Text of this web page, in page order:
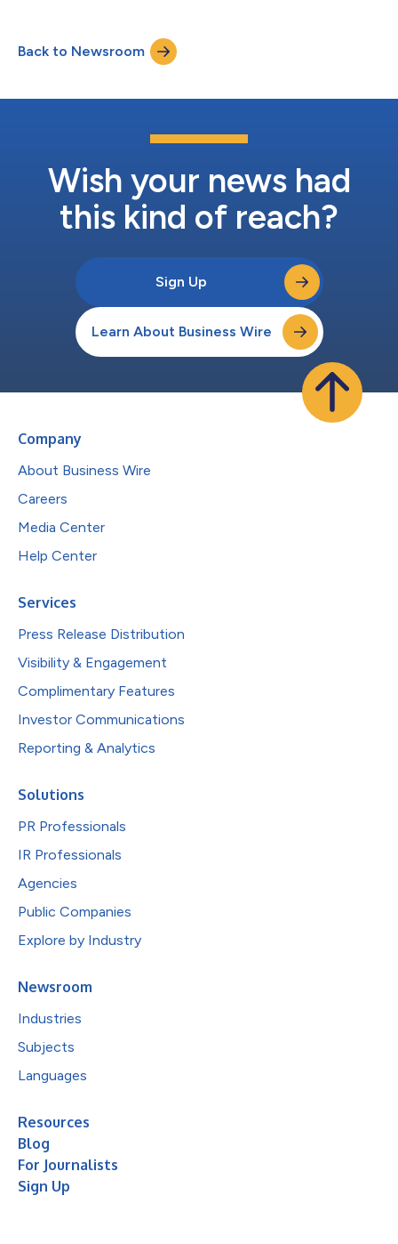
洋航空在其所有数字渠道成功部署CellPoint Digital的尖端支付协
调平台Velocity之后，这家航空公司如今又部署了新的替代支付方
式，为客户的支付体验提供更为灵活的选项。得益于不与任何支付
现在可以使用以下多种热门的支付方式：GCash、GrabPay和
包括让客户能够对旅行代金券和现金进行拆分支付，以及实时兑换
当地货币。对于宿务太平洋航空自身而言，提供更多的支付方式应
们将能够按照市场...
Back to Newsroom
Wish your news had
this kind of reach?
Sign Up
Learn About Business Wire
Company
About Business Wire
Careers
Media Center
Help Center
Services
Press Release Distribution
Visibility & Engagement
Complimentary Features
Investor Communications
Reporting & Analytics
Solutions
PR Professionals
IR Professionals
Agencies
Public Companies
Explore by Industry
Newsroom
Industries
Subjects
Languages
Resources
Blog
For Journalists
Sign Up